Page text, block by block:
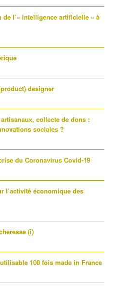
l’« intelligence artificielle » à
designer
collecte de dons :
sociales ?
du Coronavirus Covid-19
l’activité économique des
(i)
100 fois made in France